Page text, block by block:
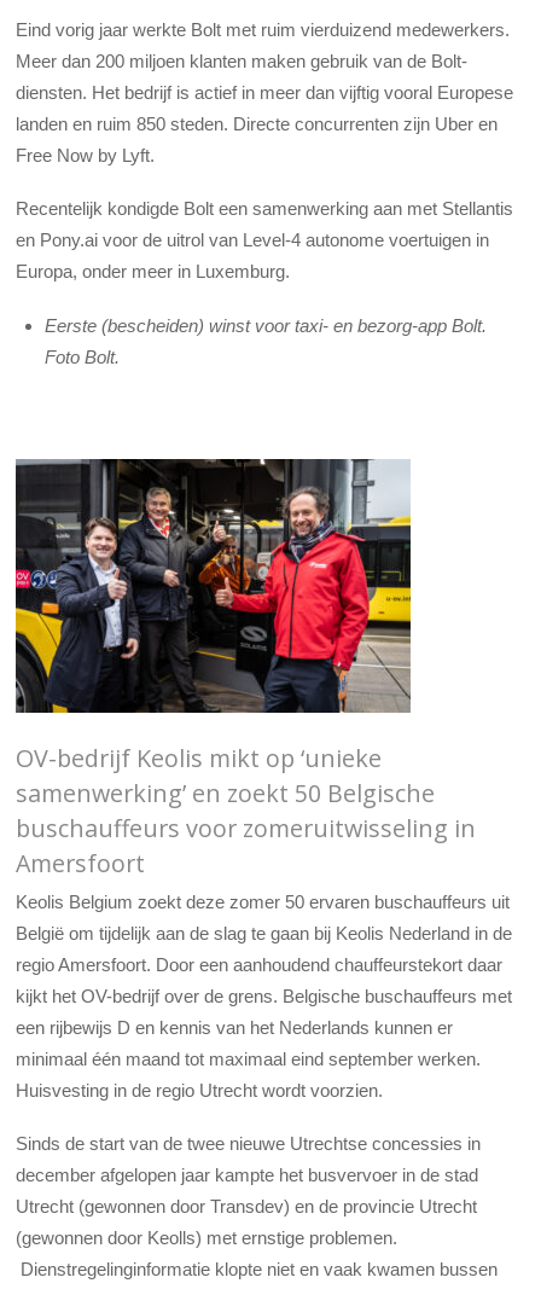
Eind vorig jaar werkte Bolt met ruim vierduizend medewerkers.
Meer dan 200 miljoen klanten maken gebruik van de Bolt-
diensten. Het bedrijf is actief in meer dan vijftig vooral Europese
landen en ruim 850 steden. Directe concurrenten zijn Uber en
Free Now by Lyft.
Recentelijk kondigde Bolt een samenwerking aan met Stellantis
en Pony.ai voor de uitrol van Level-4 autonome voertuigen in
Europa, onder meer in Luxemburg.
Eerste (bescheiden) winst voor taxi- en bezorg-app Bolt.
Foto Bolt.
OV-bedrijf Keolis mikt op ‘unieke
samenwerking’ en zoekt 50 Belgische
buschauffeurs voor zomeruitwisseling in
Amersfoort
Keolis Belgium zoekt deze zomer 50 ervaren buschauffeurs uit
België om tijdelijk aan de slag te gaan bij Keolis Nederland in de
regio Amersfoort. Door een aanhoudend chauffeurstekort daar
kijkt het OV-bedrijf over de grens. Belgische buschauffeurs met
een rijbewijs D en kennis van het Nederlands kunnen er
minimaal één maand tot maximaal eind september werken.
Huisvesting in de regio Utrecht wordt voorzien.
Sinds de start van de twee nieuwe Utrechtse concessies in
december afgelopen jaar kampte het busvervoer in de stad
Utrecht (gewonnen door Transdev) en de provincie Utrecht
(gewonnen door Keolls) met ernstige problemen.
Dienstregelinginformatie klopte niet en vaak kwamen bussen